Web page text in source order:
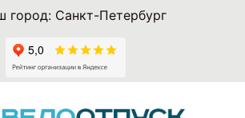
город: Санкт-Петербург